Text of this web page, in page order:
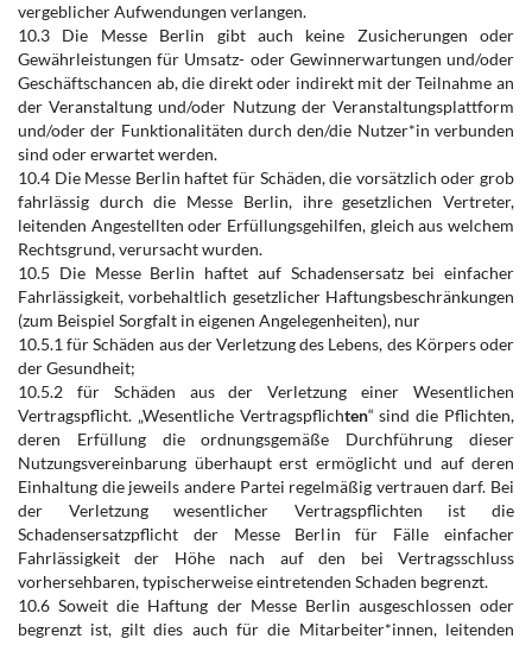
vergeblicher Aufwendungen verlangen.
10.3 Die Messe Berlin gibt auch keine Zusicherungen oder
Gewährleistungen für Umsatz- oder Gewinnerwartungen und/oder
Geschäftschancen ab, die direkt oder indirekt mit der Teilnahme an
der Veranstaltung und/oder Nutzung der Veranstaltungsplattform
und/oder der Funktionalitäten durch den/die Nutzer*in verbunden
sind oder erwartet werden.
10.4 Die Messe Berlin haftet für Schäden, die vorsätzlich oder grob
fahrlässig durch die Messe Berlin, ihre gesetzlichen Vertreter,
leitenden Angestellten oder Erfüllungsgehilfen, gleich aus welchem
Rechtsgrund, verursacht wurden.
10.5 Die Messe Berlin haftet auf Schadensersatz bei einfacher
Fahrlässigkeit, vorbehaltlich gesetzlicher Haftungsbeschränkungen
(zum Beispiel Sorgfalt in eigenen Angelegenheiten), nur
10.5.1 für Schäden aus der Verletzung des Lebens, des Körpers oder
der Gesundheit;
10.5.2 für Schäden aus der Verletzung einer Wesentlichen
Vertragspflicht. „Wesentliche Vertragspflichten“ sind die Pflichten,
deren Erfüllung die ordnungsgemäße Durchführung dieser
Nutzungsvereinbarung überhaupt erst ermöglicht und auf deren
Einhaltung die jeweils andere Partei regelmäßig vertrauen darf. Bei
der Verletzung wesentlicher Vertragspflichten ist die
Schadensersatzpflicht der Messe Berlin für Fälle einfacher
Fahrlässigkeit der Höhe nach auf den bei Vertragsschluss
vorhersehbaren, typischerweise eintretenden Schaden begrenzt.
10.6 Soweit die Haftung der Messe Berlin ausgeschlossen oder
begrenzt ist, gilt dies auch für die Mitarbeiter*innen, leitenden